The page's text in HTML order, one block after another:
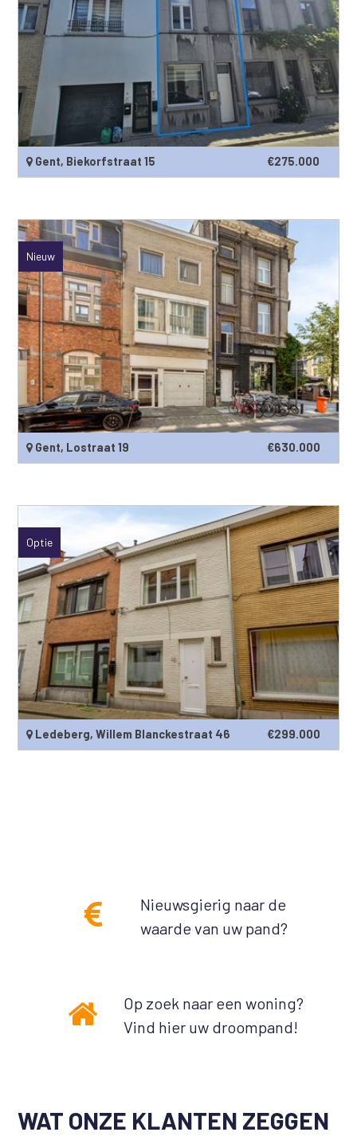
Gent, Biekorfstraat 15 €275.000
Nieuw
Gent, Lostraat 19 €630.000
Optie
Ledeberg, Willem Blanckestraat 46 €299.000
Nieuwsgierig naar de
waarde van uw pand?
Op zoek naar een woning?
Vind hier uw droompand!
WAT ONZE KLANTEN ZEGGEN